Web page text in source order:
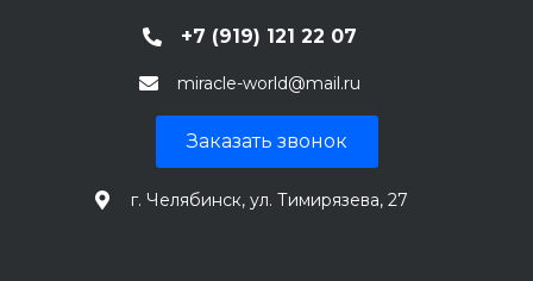
+7 (919) 121 22 07
miracle-world@mail.ru
Заказать звонок
г. Челябинск, ул. Тимирязева, 27